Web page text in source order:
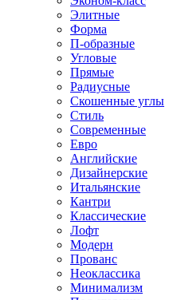
Элитные
Форма
П-образные
Угловые
Прямые
Радиусные
Скошенные углы
Стиль
Современные
Евро
Английские
Дизайнерские
Итальянские
Кантри
Классические
Лофт
Модерн
Прованс
Неоклассика
Минимализм